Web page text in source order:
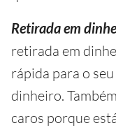
Retirada em
retirada em
rápida para o
dinheiro.
caros porque